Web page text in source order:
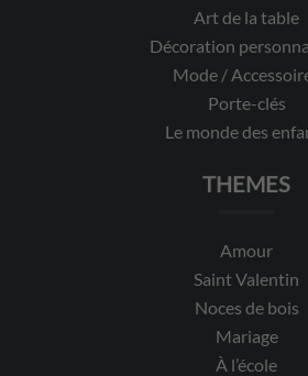
Art de la table
Décoration
Mode /
Porte-clés
Le monde des
THEMES
Amour
Saint Valentin
Noces de bois
Mariage
À l’école